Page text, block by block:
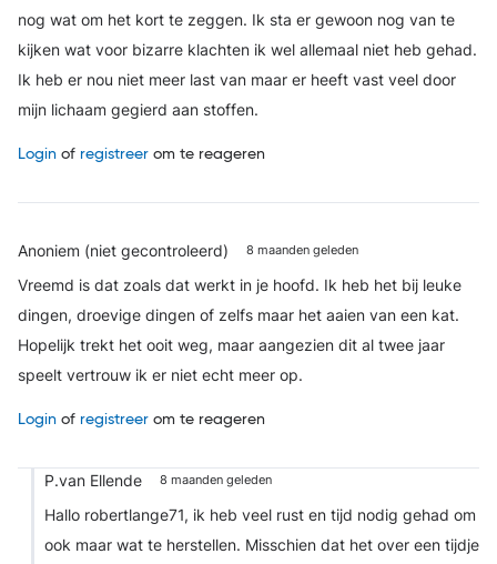
nog wat om het kort te zeggen. Ik sta er gewoon nog van te
kijken wat voor bizarre klachten ik wel allemaal niet heb gehad.
Ik heb er nou niet meer last van maar er heeft vast veel door
mijn lichaam gegierd aan stoffen.
Login of registreer om te reageren
Anoniem (niet gecontroleerd) 8 maanden geleden
Vreemd is dat zoals dat werkt in je hoofd. Ik heb het bij leuke
dingen, droevige dingen of zelfs maar het aaien van een kat.
Hopelijk trekt het ooit weg, maar aangezien dit al twee jaar
speelt vertrouw ik er niet echt meer op.
Login of registreer om te reageren
P.van Ellende 8 maanden geleden
Hallo robertlange71, ik heb veel rust en tijd nodig gehad om
ook maar wat te herstellen. Misschien dat het over een tijdje